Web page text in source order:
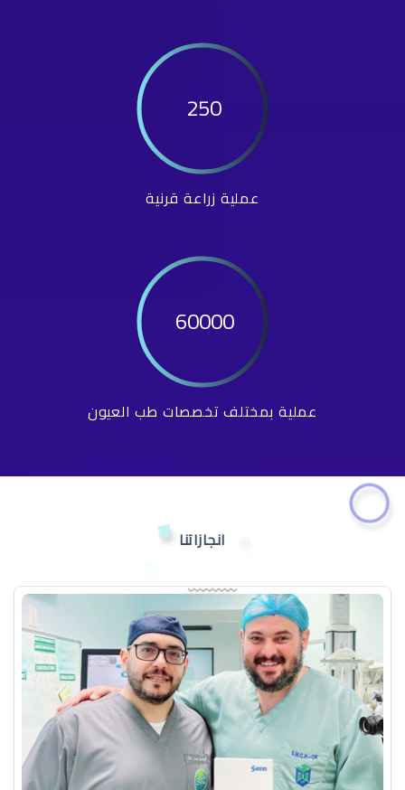
250
عملية زراعة قرنية
60000
عملية بمختلف تخصصات طب العيون
انجازاتنا